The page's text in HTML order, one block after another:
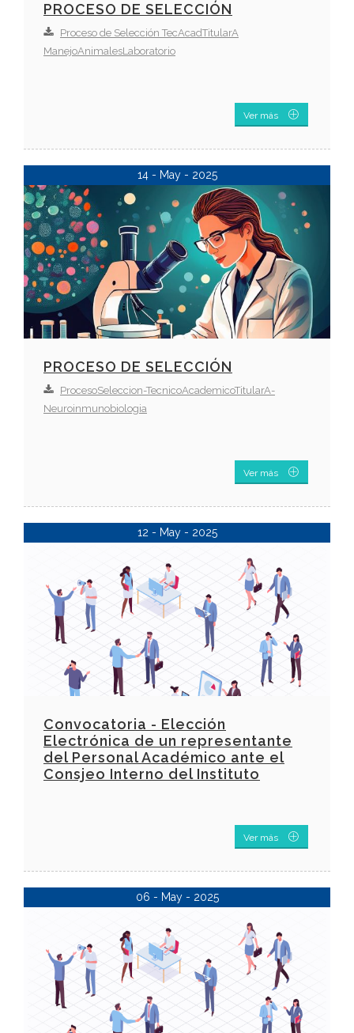
PROCESO DE SELECCIÓN
Proceso de Selección TecAcadTitularA
ManejoAnimalesLaboratorio
Ver más
14 - May - 2025
PROCESO DE SELECCIÓN
ProcesoSeleccion-TecnicoAcademicoTitularA-
Neuroinmunobiologia
Ver más
12 - May - 2025
Convocatoria - Elección
Electrónica de un representante
del Personal Académico ante el
Consjeo Interno del Instituto
Ver más
06 - May - 2025